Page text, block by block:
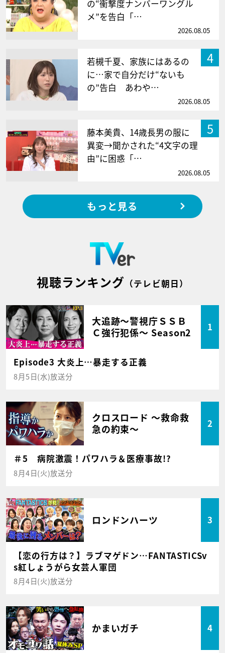
の“衝撃度ナンバーワングル
メ”を告白「…
2026.08.05
4
若槻千夏、家族にはあるの
に…家で自分だけ“ないも
の”告白 あわや…
2026.08.05
5
藤本美貴、14歳長男の服に
異変→聞かされた“4文字の理
由”に困惑「…
2026.08.05
もっと見る
視聴ランキング （テレビ朝日）
大追跡～警視庁ＳＳＢ
Ｃ強行犯係～ Season2
1
Episode3 大炎上…暴走する正義
8月5日(水)放送分
クロスロード ～救命救
急の約束～
2
＃5 病院激震！パワハラ＆医療事故!?
8月4日(火)放送分
ロンドンハーツ 3
【恋の行方は？】ラブマゲドン…FANTASTICSv
s紅しょうがら女芸人軍団
8月4日(火)放送分
かまいガチ 4